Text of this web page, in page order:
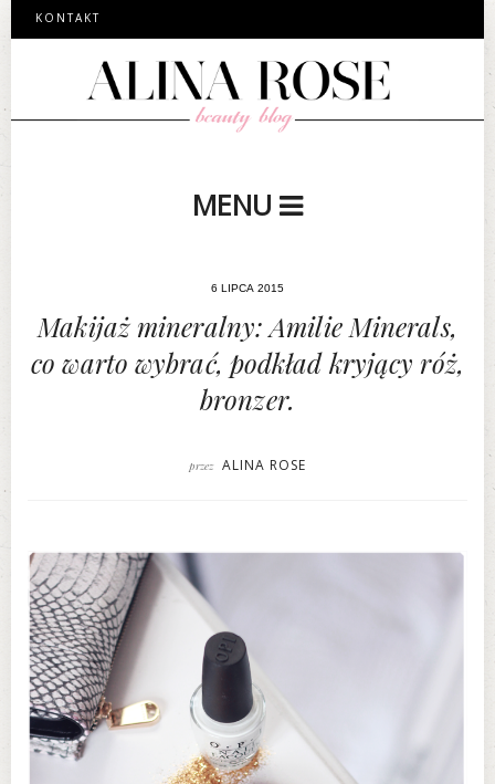
KONTAKT
MENU
6 LIPCA 2015
Makijaż mineralny: Amilie Minerals,
co warto wybrać, podkład kryjący róż,
bronzer.
przez ALINA ROSE